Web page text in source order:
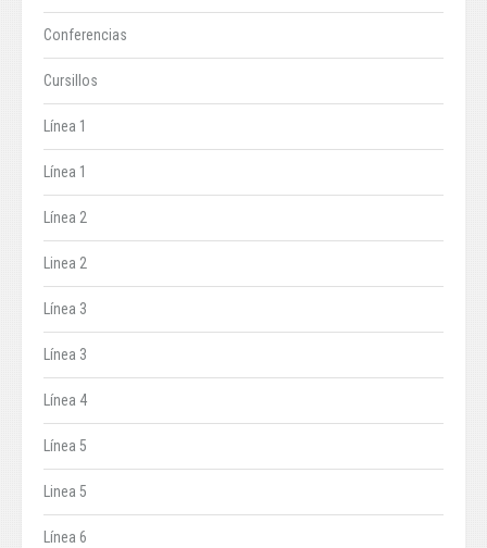
Conferencias
Cursillos
Línea 1
Línea 1
Línea 2
Linea 2
Línea 3
Línea 3
Línea 4
Línea 5
Linea 5
Línea 6